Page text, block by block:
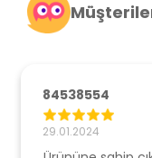
84538554
29.01.2024